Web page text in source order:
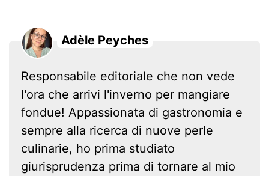
Adèle Peyches
Responsabile editoriale che non vede
l'ora che arrivi l'inverno per mangiare
fondue! Appassionata di gastronomia e
sempre alla ricerca di nuove perle
culinarie, ho prima studiato
giurisprudenza prima di tornare al mio